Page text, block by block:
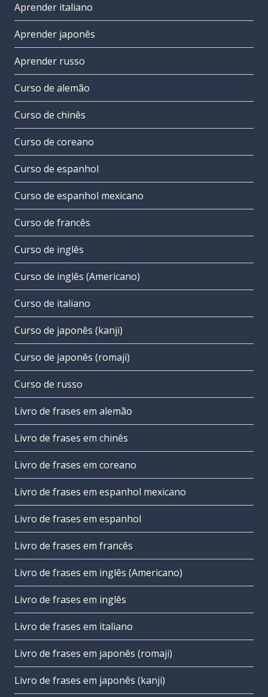
Aprender italiano
Aprender japonês
Aprender russo
Curso de alemão
Curso de chinês
Curso de coreano
Curso de espanhol
Curso de espanhol mexicano
Curso de francês
Curso de inglês
Curso de inglês (Americano)
Curso de italiano
Curso de japonês (kanji)
Curso de japonês (romaji)
Curso de russo
Livro de frases em alemão
Livro de frases em chinês
Livro de frases em coreano
Livro de frases em espanhol mexicano
Livro de frases em espanhol
Livro de frases em francês
Livro de frases em inglês (Americano)
Livro de frases em inglês
Livro de frases em italiano
Livro de frases em japonês (romaji)
Livro de frases em japonês (kanji)